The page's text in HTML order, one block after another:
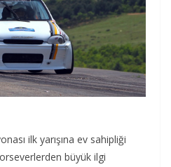
ilk yarışına ev sahipliği
büyük ilgi